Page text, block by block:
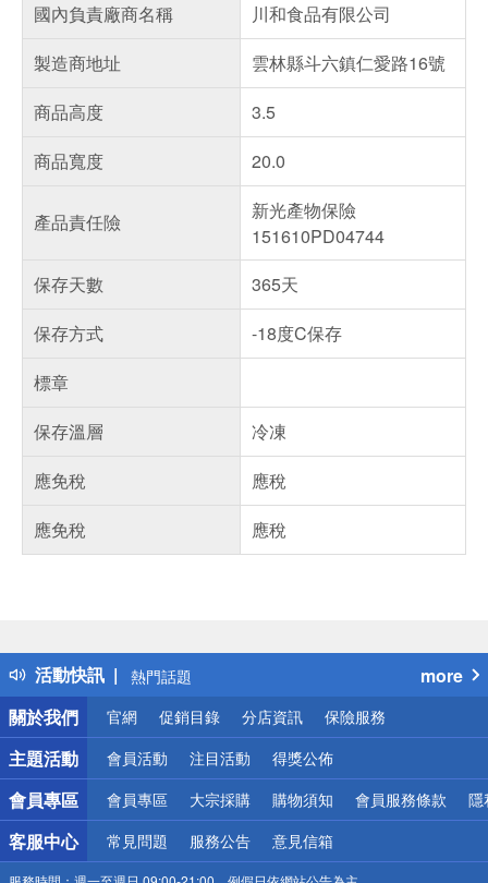
國內負責廠商名稱
川和食品有限公司
製造商地址
雲林縣斗六鎮仁愛路16號
商品高度
3.5
商品寬度
20.0
產品責任險
新光產物保險
151610PD04744
保存天數
365天
保存方式
-18度C保存
標章
保存溫層
冷凍
應免稅
應稅
應免稅
應稅
活動快訊
得獎公告
熱門話題
銀行優惠
偏遠地區配送
詐騙網頁！請小心！
more
關於我們
官網 促銷目錄 分店資訊 保險服務
主題活動 會員活動 注目活動 得獎公佈
會員專區 會員專區 大宗採購 購物須知 會員服務條款 隱
客服中心 常見問題 服務公告 意見信箱